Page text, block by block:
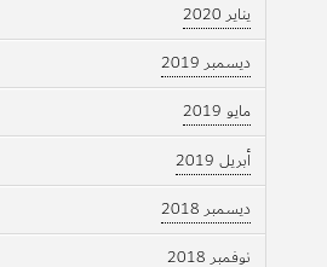
يناير 2020
ديسمبر 2019
مايو 2019
أبريل 2019
ديسمبر 2018
نوفمبر 2018